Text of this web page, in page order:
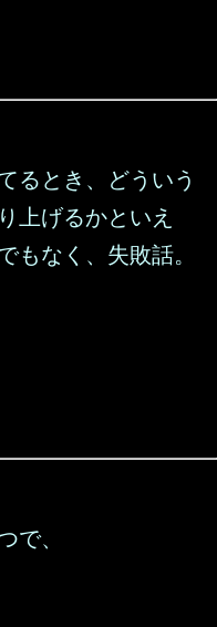
るとき、どういう
上げるかといえ
もなく、失敗話。
で、